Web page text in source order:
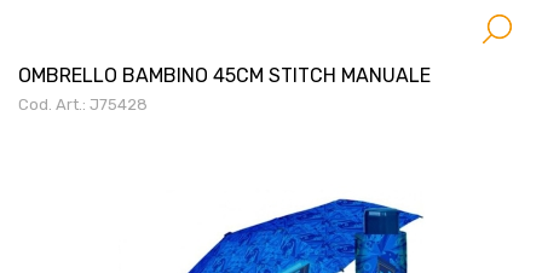
OMBRELLO BAMBINO 45CM STITCH MANUALE
Cod. Art.: J75428